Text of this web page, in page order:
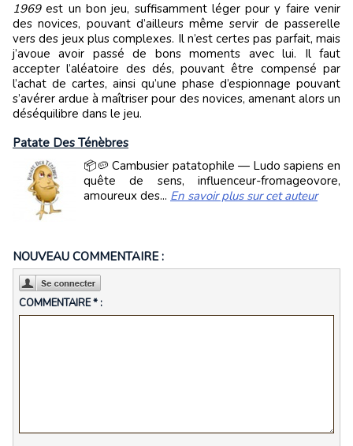
1969est un bon jeu, suffisamment léger pour y faire venir
des novices, pouvant d’ailleurs même servir de passerelle
vers des jeux plus complexes. Il n’est certes pas parfait, mais
j’avoue avoir passé de bons moments avec lui. Il faut
accepter l’aléatoire des dés, pouvant être compensé par
l’achat de cartes, ainsi qu’une phase d’espionnage pouvant
s’avérer ardue à maîtriser pour des novices, amenant alors un
déséquilibre dans le jeu.
Patate Des Ténèbres
📦🥔 Cambusier patatophile — Ludo sapiens en
quête de sens, influenceur-fromageovore,
amoureux des... En savoir plus sur cet auteur
NOUVEAU COMMENTAIRE :
COMMENTAIRE * :